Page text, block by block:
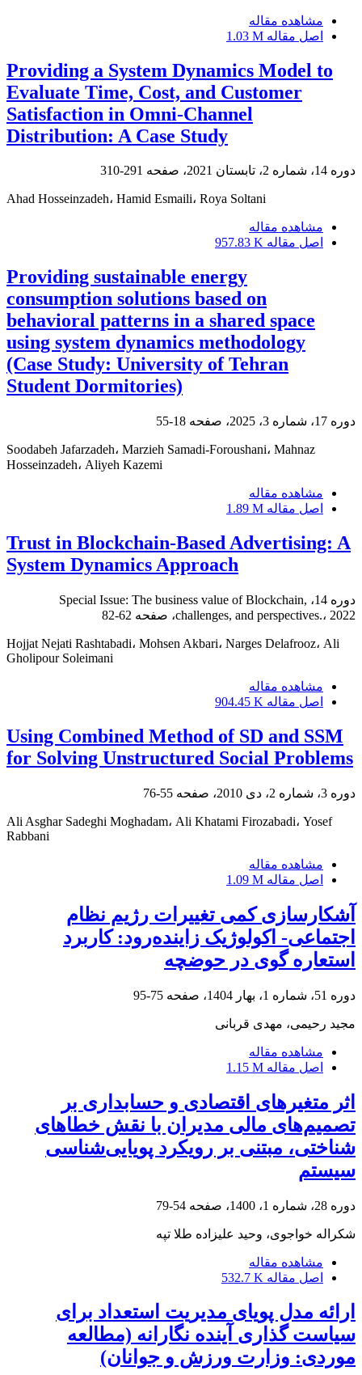
مشاهده مقاله
اصل مقاله 1.03 M
Providing a System Dynamics Model to
Evaluate Time, Cost, and Customer
Satisfaction in Omni-Channel
Distribution: A Case Study
دوره 14، شماره 2، تابستان 2021، صفحه 291-310
Ahad Hosseinzadeh، Hamid Esmaili، Roya Soltani
مشاهده مقاله
اصل مقاله 957.83 K
Providing sustainable energy
consumption solutions based on
behavioral patterns in a shared space
using system dynamics methodology
(Case Study: University of Tehran
Student Dormitories)
دوره 17، شماره 3، 2025، صفحه 18-55
Soodabeh Jafarzadeh، Marzieh Samadi-Foroushani، Mahnaz
Hosseinzadeh، Aliyeh Kazemi
مشاهده مقاله
اصل مقاله 1.89 M
Trust in Blockchain-Based Advertising: A
System Dynamics Approach
دوره 14، Special Issue: The business value of Blockchain,
challenges, and perspectives.، 2022، صفحه
62-82
Hojjat Nejati Rashtabadi، Mohsen Akbari، Narges Delafrooz، Ali
Gholipour Soleimani
مشاهده مقاله
اصل مقاله 904.45 K
Using Combined Method of SD and SSM
for Solving Unstructured Social Problems
دوره 3، شماره 2، دی 2010، صفحه 55-76
Ali Asghar Sadeghi Moghadam، Ali Khatami Firozabadi، Yosef
Rabbani
مشاهده مقاله
اصل مقاله 1.09 M
آشکارسازی کمی تغییرات رژیم نظام
اجتماعی- اکولوژیک زاینده‌رود: کاربرد
استعاره گوی در حوضچه
دوره 51، شماره 1، بهار 1404، صفحه 75-95
مجید رحیمی، مهدی قربانی
مشاهده مقاله
اصل مقاله 1.15 M
اثر متغیرهای اقتصادی و حسابداری بر
تصمیم‌های مالی مدیران با نقش خطاهای
شناختی، مبتنی بر رویکرد پویایی‌شناسی
سیستم
دوره 28، شماره 1، 1400، صفحه 54-79
شکراله خواجوی، وحید علیزاده طلا تپه
مشاهده مقاله
اصل مقاله 532.7 K
ارائه مدل پویای مدیریت استعداد برای
سیاست گذاری آینده نگارانه (مطالعه
موردی: وزارت ورزش و جوانان)